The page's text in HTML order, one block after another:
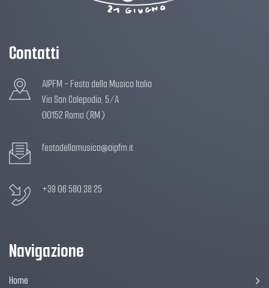
Contatti
AIPFM - Festa della Musica Italia
Via San Calepodio, 5/A
00152 Roma (RM)
festadellamusica@aipfm.it
+39 06 580.38.25
Navigazione
Home